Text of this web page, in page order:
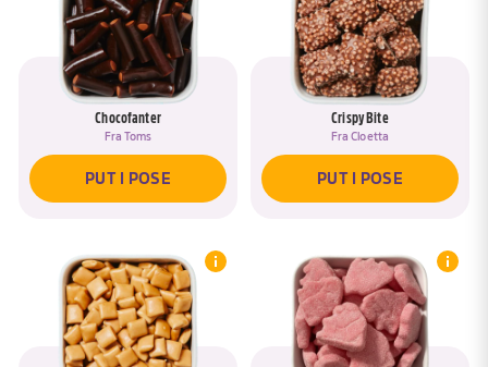
Chocofanter
Fra Toms
PUT I POSE
Crispy Bite
FraCloetta
PUT I POSE